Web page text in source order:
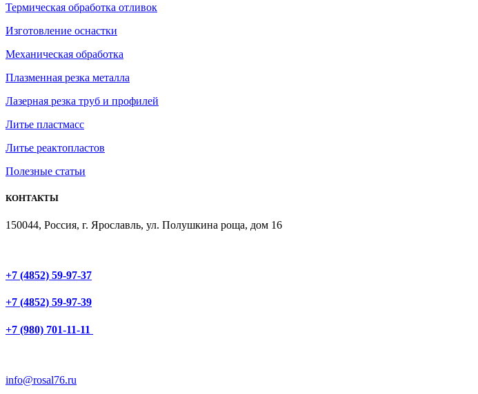
Термическая обработка отливок
Изготовление оснастки
Механическая обработка
Плазменная резка металла
Лазерная резка труб и профилей
Литье пластмасс
Литье реактопластов
Полезные статьи
КОНТАКТЫ
150044, Россия, г. Ярославль, ул. Полушкина роща, дом 16
+7 (4852) 59-97-37
+7 (4852) 59-97-39
+7 (980) 701-11-11
info@rosal76.ru